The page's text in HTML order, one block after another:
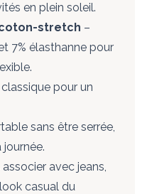
en plein soleil.
stretch –
7% élasthanne pour
pour un
sans être serrée,
associer avec jeans,
casual du